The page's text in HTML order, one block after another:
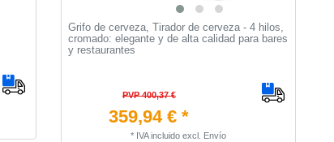
Grifo de cerveza, Tirador de cerveza - 4 hilos,
cromado: elegante y de alta calidad para bares
y restaurantes
PVP 400,37 €
359,94 € *
* IVA incluido excl. Envío